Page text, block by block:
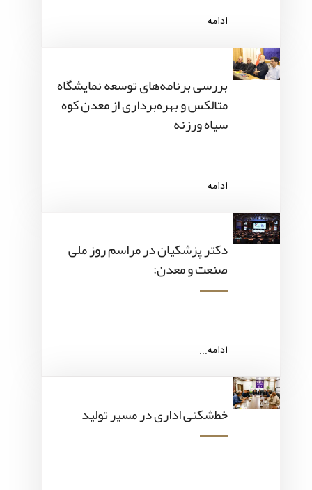
ادامه...
بررسی برنامه‌های توسعه نمایشگاه
متالکس و بهره‌برداری از معدن کوه
سیاه ورزنه
ادامه...
دکتر پزشکیان در مراسم روز ملی
صنعت و معدن:
ادامه...
خط‌شکنی اداری در مسیر تولید